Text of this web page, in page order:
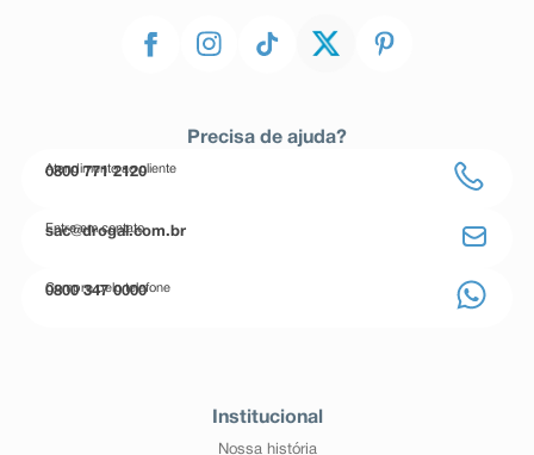
Precisa de ajuda?
Atendimento ao cliente
0800 771 2120
Entre em contato
sac@drogal.com.br
Compre pelo telefone
0800 347 0000
Institucional
Nossa história